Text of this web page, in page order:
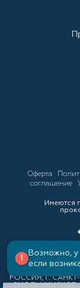
Оферта
соглашение
Имеются
РОССИЯ, Г.
СМОЛЬНИНСКОЕ,
!
Возможно,
если